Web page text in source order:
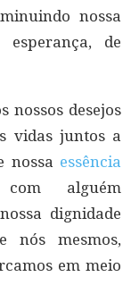
nossa
de
nossos desejos
vidas juntos a
nossa essência
alguém
dignidade
nós mesmos,
em meio